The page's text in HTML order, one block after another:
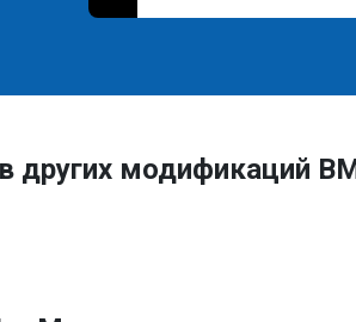
других модификаций